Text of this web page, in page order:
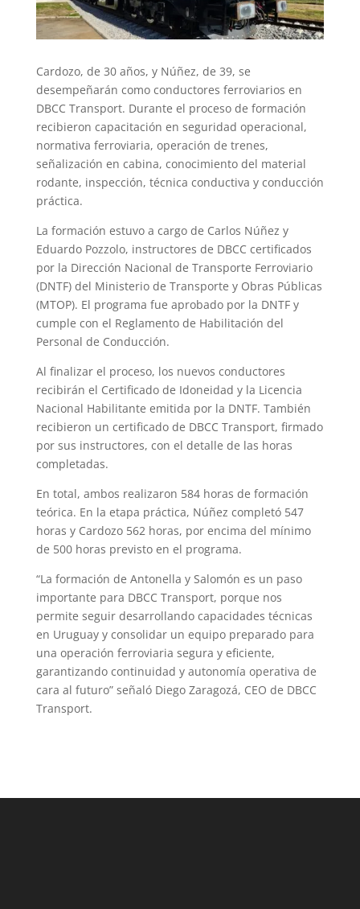
Cardozo, de 30 años, y Núñez, de 39, se
desempeñarán como conductores ferroviarios en
DBCC Transport. Durante el proceso de formación
recibieron capacitación en seguridad operacional,
normativa ferroviaria, operación de trenes,
señalización en cabina, conocimiento del material
rodante, inspección, técnica conductiva y conducción
práctica.
La formación estuvo a cargo de Carlos Núñez y
Eduardo Pozzolo, instructores de DBCC certificados
por la Dirección Nacional de Transporte Ferroviario
(DNTF) del Ministerio de Transporte y Obras Públicas
(MTOP). El programa fue aprobado por la DNTF y
cumple con el Reglamento de Habilitación del
Personal de Conducción.
Al finalizar el proceso, los nuevos conductores
recibirán el Certificado de Idoneidad y la Licencia
Nacional Habilitante emitida por la DNTF. También
recibieron un certificado de DBCC Transport, firmado
por sus instructores, con el detalle de las horas
completadas.
En total, ambos realizaron 584 horas de formación
teórica. En la etapa práctica, Núñez completó 547
horas y Cardozo 562 horas, por encima del mínimo
de 500 horas previsto en el programa.
“La formación de Antonella y Salomón es un paso
importante para DBCC Transport, porque nos
permite seguir desarrollando capacidades técnicas
en Uruguay y consolidar un equipo preparado para
una operación ferroviaria segura y eficiente,
garantizando continuidad y autonomía operativa de
cara al futuro” señaló Diego Zaragozá, CEO de DBCC
Transport.